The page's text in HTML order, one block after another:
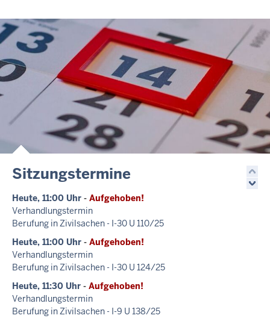
Sitzungstermine
Heute, 11:00 Uhr - Aufgehoben!
Verhandlungstermin
Berufung in Zivilsachen - I-30 U 110/25
Heute, 11:00 Uhr - Aufgehoben!
Verhandlungstermin
Berufung in Zivilsachen - I-30 U 124/25
Heute, 11:30 Uhr - Aufgehoben!
Verhandlungstermin
Berufung in Zivilsachen - I-9 U 138/25